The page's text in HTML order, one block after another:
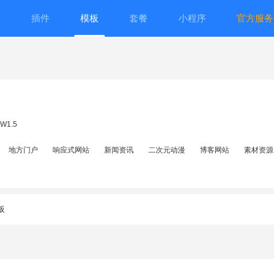
插件 模板 套餐 小程序 官方服务
W1.5
地方门户 响应式网站 新闻资讯 二次元动漫 博客网站 素材资源